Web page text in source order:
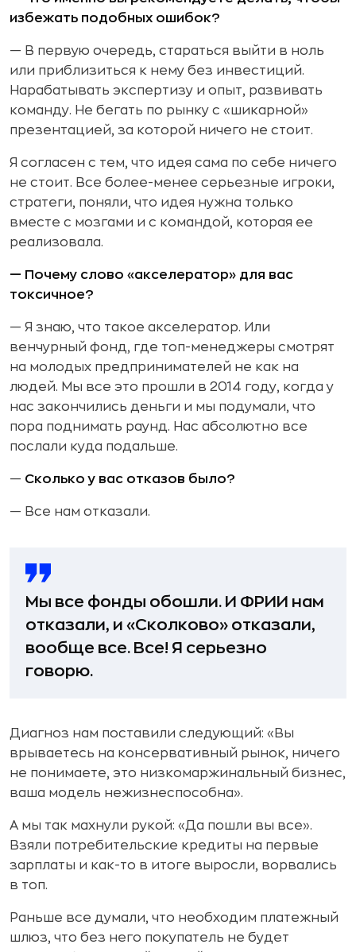
избежать подобных ошибок?
— В первую очередь, стараться выйти в ноль
или приблизиться к нему без инвестиций.
Нарабатывать экспертизу и опыт, развивать
команду. Не бегать по рынку с «шикарной»
презентацией, за которой ничего не стоит.
Я согласен с тем, что идея сама по себе ничего
не стоит. Все более-менее серьезные игроки,
стратеги, поняли, что идея нужна только
вместе с мозгами и с командой, которая ее
реализовала.
— Почему слово «акселератор» для вас
токсичное?
— Я знаю, что такое акселератор. Или
венчурный фонд, где топ-менеджеры смотрят
на молодых предпринимателей не как на
людей. Мы все это прошли в 2014 году, когда у
нас закончились деньги и мы подумали, что
пора поднимать раунд. Нас абсолютно все
послали куда подальше.
— Сколько у вас отказов было?
— Все нам отказали.
Мы все фонды обошли. И ФРИИ нам
отказали, и «Сколково» отказали,
вообще все. Все! Я серьезно
говорю.
Диагноз нам поставили следующий: «Вы
врываетесь на консервативный рынок, ничего
не понимаете, это низкомаржинальный бизнес,
ваша модель нежизнеспособна».
А мы так махнули рукой: «Да пошли вы все».
Взяли потребительские кредиты на первые
зарплаты и как-то в итоге выросли, ворвались
в топ.
Раньше все думали, что необходим платежный
шлюз, что без него покупатель не будет